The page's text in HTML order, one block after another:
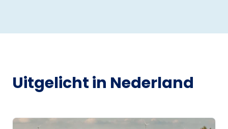
Uitgelicht in Nederland